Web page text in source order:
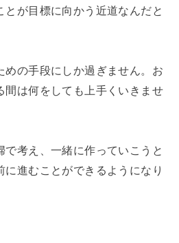
とが目標に向かう近道なんだと
めの手段にしか過ぎません。お
間は何をしても上手くいきませ
で考え、一緒に作っていこうと
進むことができるようになり